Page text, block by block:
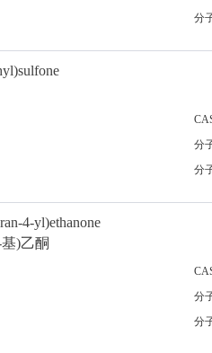
分
分
分
4-yl)ethanone
)乙酮
分
分